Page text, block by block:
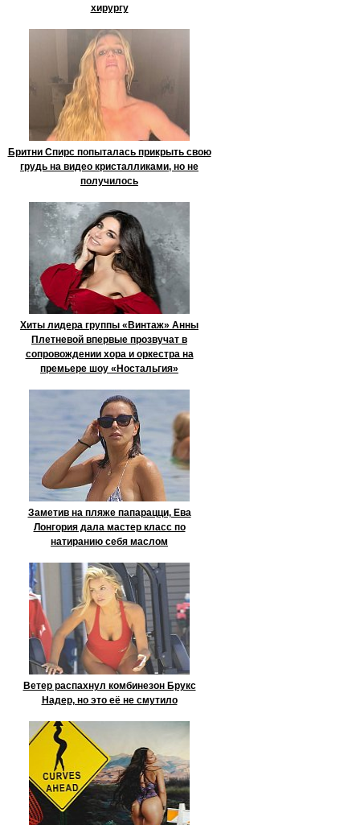
хирургу
Бритни Спирс попыталась прикрыть свою
грудь на видео кристалликами, но не
получилось
Хиты лидера группы «Винтаж» Анны
Плетневой впервые прозвучат в
сопровождении хора и оркестра на
премьере шоу «Ностальгия»
Заметив на пляже папарацци, Ева
Лонгория дала мастер класс по
натиранию себя маслом
Ветер распахнул комбинезон Брукс
Надер, но это её не смутило